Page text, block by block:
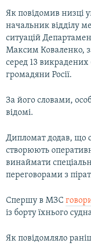
Як повідомив низці
начальник відділу
ситуацій
Максим Коваленко,
серед 13
громадяни Росії.
За його словами,
відомі.
Дипломат додав, що
створюють
винаймати
переговорами з
Спершу в МЗС
із борту їхнього
Як повідомляло